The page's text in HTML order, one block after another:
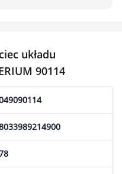
układu
90114